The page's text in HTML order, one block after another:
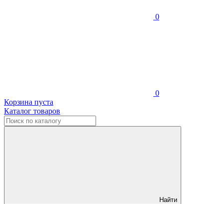
0
0
Корзина пуста
Каталог товаров
Найти